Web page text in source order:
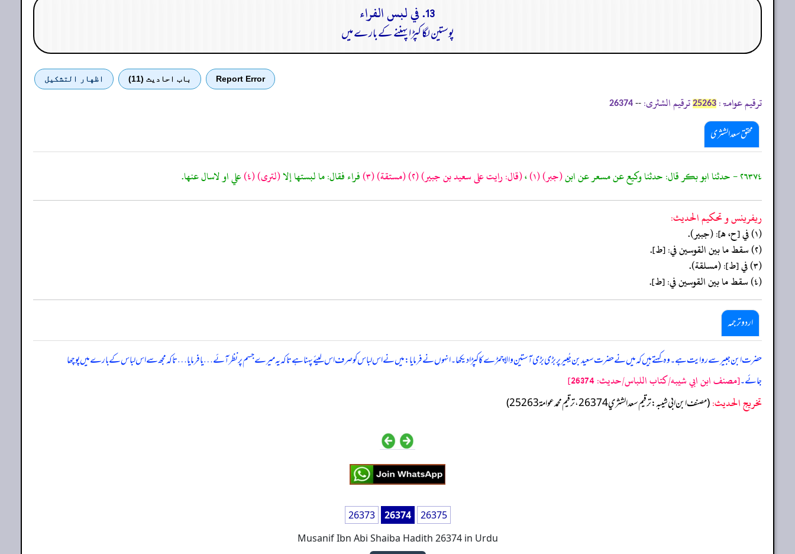
13. في لبس الفراء
پوستین لگا کپڑا پہننے کے بارے میں
Report Error باب احادیث (11) اظهار التشكيل
ترقیم عوامۃ: 25263 ترقیم الشثری: --
26374
محقق سعد الشثری
٢٦٣٧٤ - حدثنا ابو بكر قال: حدثنا وكيع عن مسعر عن ابن (جبر)(١) ،(قال: رايت على سعيد بن جبير)(٢) (مستقة)(٣) فراء فقال: ما لبستها إلا(لترى)(٤) علي او لاسال عنها.
ريفرينس و تحكيم الحدیث:
(١) في [ح، هـ]: (جبير).
(٢) سقط ما بين القوسين في: [ط].
(٣) في [ط]: (مسلقة).
(٤) سقط ما بين القوسين في: [ط].
اردو ترجمہ
حضرت ابن جبیر سے روایت ہے۔ وہ کہتے ہیں کہ میں نے حضرت سعیدبن جُبیر پر بڑی بڑی آستین والا چمڑے کا کپڑا دیکھا۔ انہوں نے فرمایا: میں نے اس لباس کو صرف اس لیئے پہنا ہے تاکہ یہ میرے جسم پر نظر آئے …یا فرمایا … تاکہ مجھ سے اس لباس کے بارے میں پوچھا
جائے۔[مصنف ابن ابي شيبه/كتاب اللباس/حدیث: 26374]
تخریج الحدیث:(مصنف ابن ابي شيبه: ترقيم سعد الشثري 26374، ترقيم محمد عوامة 25263)
26373 26374
26375
Musanif Ibn Abi Shaiba Hadith 26374 in Urdu